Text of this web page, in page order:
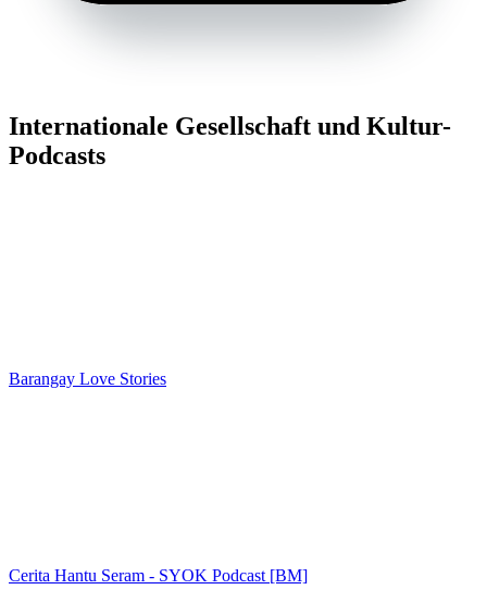
Internationale Gesellschaft und Kultur-
Podcasts
Barangay Love Stories
Cerita Hantu Seram - SYOK Podcast [BM]